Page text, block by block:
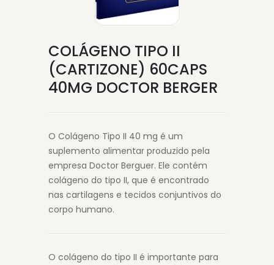
COLÁGENO TIPO II
(CARTIZONE) 60CAPS
40MG DOCTOR BERGER
O Colágeno Tipo II 40 mg é um
suplemento alimentar produzido pela
empresa Doctor Berguer. Ele contém
colágeno do tipo II, que é encontrado
nas cartilagens e tecidos conjuntivos do
corpo humano.
O colágeno do tipo II é importante para